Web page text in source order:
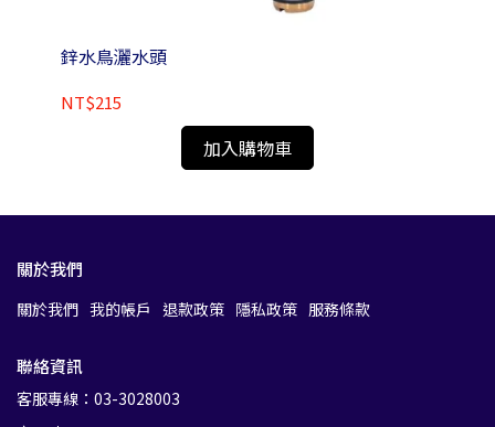
鋅水鳥灑水頭
NT$215
加入購物車
關於我們
關於我們 我的帳戶 退款政策 隱私政策 服務條款
聯絡資訊
客服專線：03-3028003